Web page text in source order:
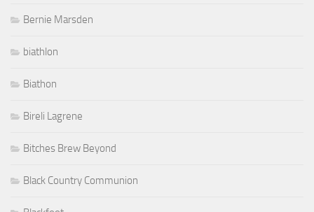
Bernie Marsden
biathlon
Biathon
Bireli Lagrene
Bitches Brew Beyond
Black Country Communion